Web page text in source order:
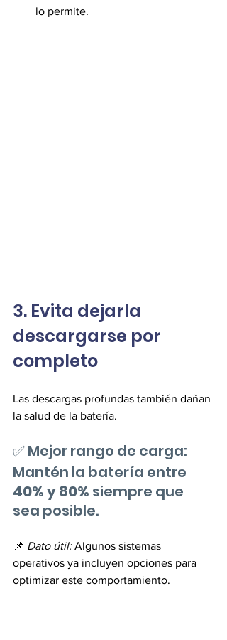
lo permite.
3. Evita dejarla
descargarse por
completo
Las descargas profundas también dañan
la salud de la batería.
✅ Mejor rango de carga:
Mantén la batería entre
40% y 80% siempre que
sea posible.
📌 Dato útil: Algunos sistemas
operativos ya incluyen opciones para
optimizar este comportamiento.